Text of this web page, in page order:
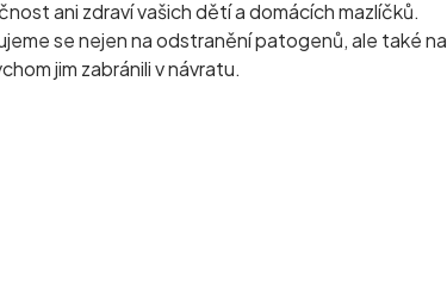
ani zdraví vašich dětí a domácích mazlíčků.
se nejen na odstranění patogenů, ale také na
jim zabránili v návratu.